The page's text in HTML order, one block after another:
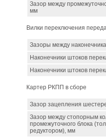
Зазор между
мм
Вилки переключения
Зазоры между
Наконечники штоков
Наконечники штоков
Картер РКПП в сборе
Зазор зацепления
Зазор между стопорным
промежуточного блока
редуктором), мм